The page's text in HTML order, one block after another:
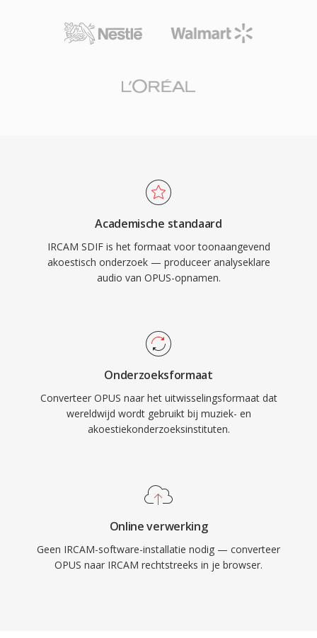
Academische standaard
IRCAM SDIF is het formaat voor toonaangevend
akoestisch onderzoek — produceer analyseklare
audio van OPUS-opnamen.
Onderzoeksformaat
Converteer OPUS naar het uitwisselingsformaat dat
wereldwijd wordt gebruikt bij muziek- en
akoestiekonderzoeksinstituten.
Online verwerking
Geen IRCAM-software-installatie nodig — converteer
OPUS naar IRCAM rechtstreeks in je browser.